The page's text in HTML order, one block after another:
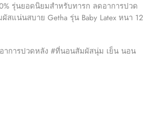
รุ่นยอดนิยมสำหรับทารก ลดอาการปวด
สแน่นสบาย Getha รุ่น Baby Latex หนา 12
าการปวดหลัง #ที่นอนสัมผัสนุ่ม เย็น นอน